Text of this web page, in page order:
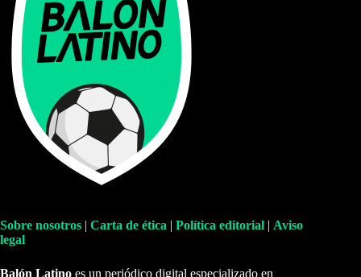
Sobre nosotros | Carta de ética | Política editorial | Aviso
legal
Balón Latino es un periódico digital especializado en